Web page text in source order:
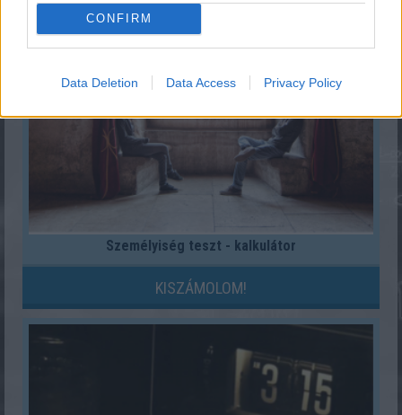
CONFIRM
Data Deletion Data Access Privacy Policy
KISZÁMOLOM!
Személyiség teszt - kalkulátor
KISZÁMOLOM!